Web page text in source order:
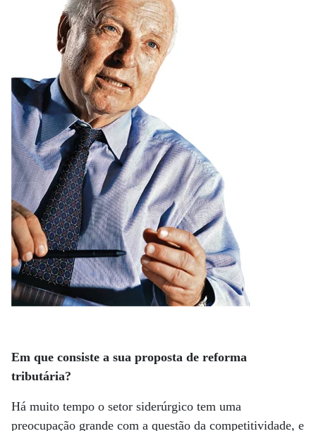
Em que consiste a sua proposta de reforma
tributária?
Há muito tempo o setor siderúrgico tem uma
preocupação grande com a questão da competitividade, e